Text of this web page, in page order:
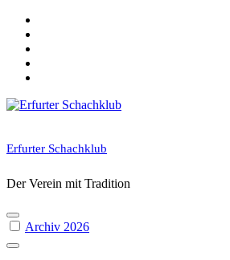
Skip
content
Erfurter Schachklub
Der Verein mit Tradition
Archiv 2026